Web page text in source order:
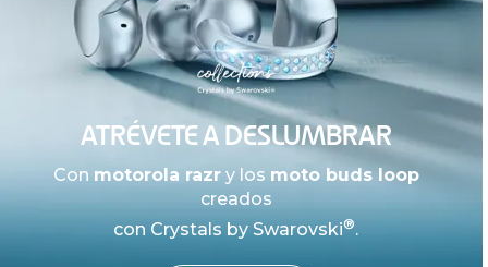
ATRÉVETE A DESLUMBRAR
Con motorola razry los moto buds loop
creados
con Crystals by Swarovski®.